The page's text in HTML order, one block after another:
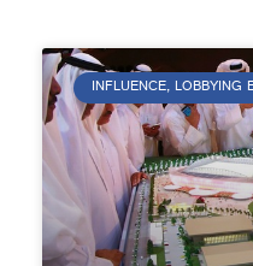
INFLUENCE, LOBBYING